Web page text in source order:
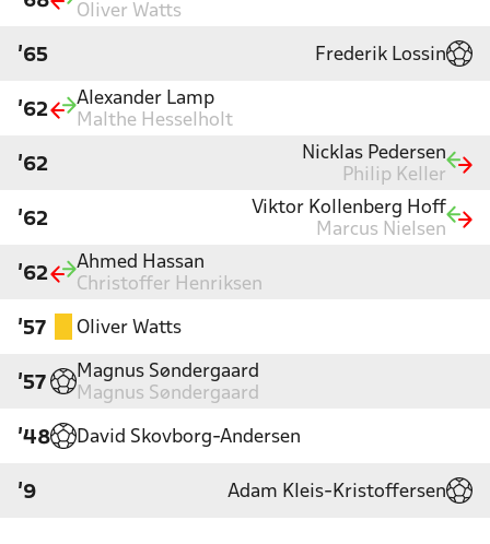
Oliver Watts
'65 Frederik Lossin
'62
Alexander Lamp
Malthe Hesselholt
'62
Nicklas Pedersen
Philip Keller
'62
Viktor Kollenberg Hoff
Marcus Nielsen
'62
Ahmed Hassan
Christoffer Henriksen
'57 Oliver Watts
'57
Magnus Søndergaard
Magnus Søndergaard
'48 David Skovborg-Andersen
'9 Adam Kleis-Kristoffersen